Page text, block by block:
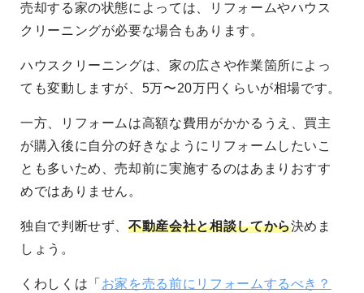
売却する家の状態によっては、リフォームやハウス
クリーニングが必要な場合もあります。
ハウスクリーニングは、家の広さや作業箇所によっ
ても変動しますが、5万〜20万円くらいが相場です。
一方、リフォームは高額な費用がかかるうえ、買主
が購入後に自分の好きなようにリフォームしたいこ
とも多いため、売却前に実施するのはあまりおすす
めではありません。
独自で判断せず、不動産会社と相談してから決めま
しょう。
くわしくは「 お家を売る前にリフォームするべき？